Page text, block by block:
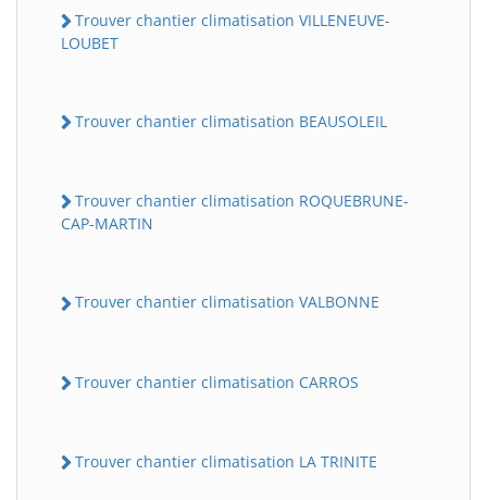
Trouver chantier climatisation VILLENEUVE-
LOUBET
Trouver chantier climatisation BEAUSOLEIL
Trouver chantier climatisation ROQUEBRUNE-
CAP-MARTIN
Trouver chantier climatisation VALBONNE
Trouver chantier climatisation CARROS
Trouver chantier climatisation LA TRINITE